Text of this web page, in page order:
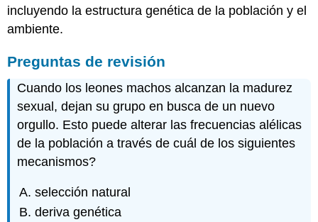
incluyendo la estructura genética de la población y el
ambiente.
Preguntas de revisión
Cuando los leones machos alcanzan la madurez
sexual, dejan su grupo en busca de un nuevo
orgullo. Esto puede alterar las frecuencias alélicas
de la población a través de cuál de los siguientes
mecanismos?
selección natural
deriva genética